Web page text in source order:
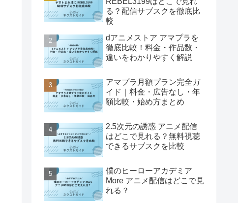
る？配信サブスクを徹底比
較
dアニメストア アマプラを
徹底比較！料金・作品数・
違いをわかりやすく解説
アマプラ月額プラン完全ガ
イド｜料金・広告なし・年
額比較・始め方まとめ
2.5次元の誘惑 アニメ配信
はどこで見れる？無料視聴
できるサブスクを比較
僕のヒーローアカデミア
More アニメ配信はどこで見
れる？